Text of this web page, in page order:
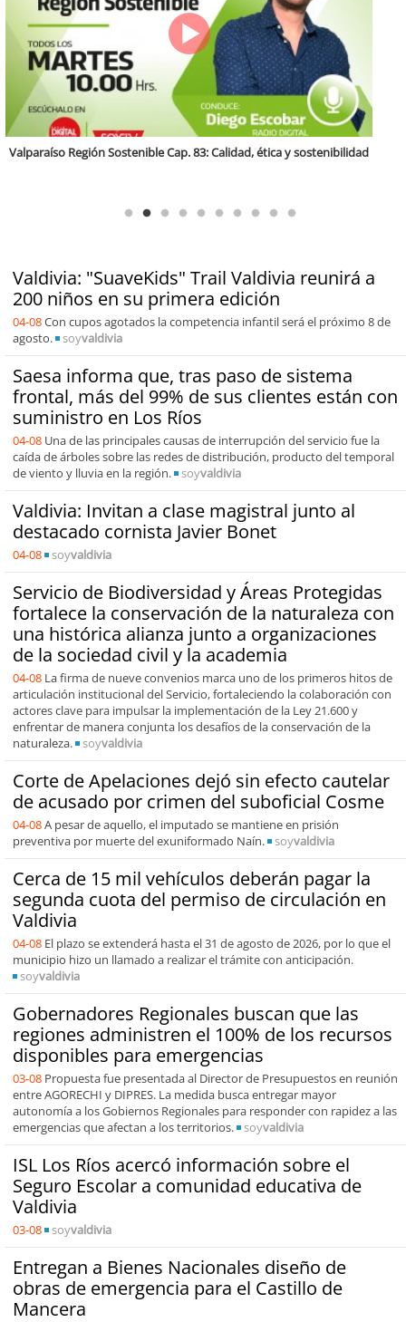
Valdivia: "SuaveKids" Trail Valdivia reunirá a
200 niños en su primera edición
04-08Con cupos agotados la competencia infantil será el próximo 8 de
agosto.
soyvaldivia
Saesa informa que, tras paso de sistema
frontal, más del 99% de sus clientes están con
suministro en Los Ríos
04-08 Una de las principales causas de interrupción del servicio fue la
caída de árboles sobre las redes de distribución, producto del temporal
de viento y lluvia en la región.
soyvaldivia
Valdivia: Invitan a clase magistral junto al
destacado cornista Javier Bonet
04-08 soyvaldivia
Servicio de Biodiversidad y Áreas Protegidas
fortalece la conservación de la naturaleza con
una histórica alianza junto a organizaciones
de la sociedad civil y la academia
04-08 La firma de nueve convenios marca uno de los primeros hitos de
articulación institucional del Servicio, fortaleciendo la colaboración con
actores clave para impulsar la implementación de la Ley 21.600 y
enfrentar de manera conjunta los desafíos de la conservación de la
naturaleza.
soyvaldivia
Corte de Apelaciones dejó sin efecto cautelar
de acusado por crimen del suboficial Cosme
04-08A pesar de aquello, el imputado se mantiene en prisión
preventiva por muerte del exuniformado Naín.
soyvaldivia
Cerca de 15 mil vehículos deberán pagar la
segunda cuota del permiso de circulación en
Valdivia
04-08 El plazo se extenderá hasta el 31 de agosto de 2026, por lo que el
municipio hizo un llamado a realizar el trámite con anticipación.
soyvaldivia
Gobernadores Regionales buscan que las
regiones administren el 100% de los recursos
disponibles para emergencias
03-08 Propuesta fue presentada al Director de Presupuestos en reunión
entre AGORECHI y DIPRES. La medida busca entregar mayor
autonomía a los Gobiernos Regionales para responder con rapidez a las
emergencias que afectan a los territorios.
soyvaldivia
ISL Los Ríos acercó información sobre el
Seguro Escolar a comunidad educativa de
Valdivia
03-08 soyvaldivia
Entregan a Bienes Nacionales diseño de
obras de emergencia para el Castillo de
Mancera